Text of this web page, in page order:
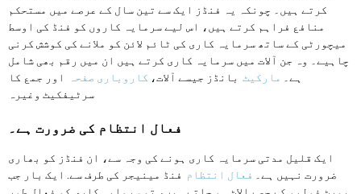
کرتے ہیں۔ چونکہ یہ فنڈز ایک سے تین سال کے عرصے میں مستحکم
منافع فراہم کرتے ہیں، اس لیے سرمایہ کاروں کو فنڈ کی اوسط
میچورٹی کے ساتھ سرمایہ کاری کی ٹائم لائن کو ملانے کی کوشش کرنی
چاہیے۔ وہ جن آلات میں سرمایہ کاری کرتے ہیں ان میں رقم بھی شامل
ہے۔
مارکیٹ بانڈز جیسے آلات، کاروباری صفحہ
اور جمع کا
سرٹیفکیٹ وغیرہ
فعال انتظام کی ضرورت ہے۔
ایک قلیل مدتی سرمایہ کاری ہونے کی وجہ سے، ان فنڈز کو بھاری
ضرورت نہیں ہے۔
فعال انتظام فنڈ مینیجر کی طرف سے. ایک بار جب
پورٹ فولیو کے حصے الاٹ ہو جاتے ہیں، تو سرمایہ کاری کو فعال طور